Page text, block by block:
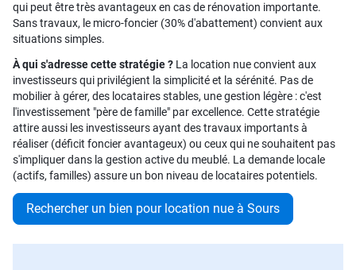
qui peut être très avantageux en cas de rénovation importante.
Sans travaux, le micro-foncier (30% d'abattement) convient aux
situations simples.
À qui s'adresse cette stratégie ? La location nue convient aux
investisseurs qui privilégient la simplicité et la sérénité. Pas de
mobilier à gérer, des locataires stables, une gestion légère : c'est
l'investissement "père de famille" par excellence. Cette stratégie
attire aussi les investisseurs ayant des travaux importants à
réaliser (déficit foncier avantageux) ou ceux qui ne souhaitent pas
s'impliquer dans la gestion active du meublé. La demande locale
(actifs, familles) assure un bon niveau de locataires potentiels.
Rechercher un bien pour location nue à Sours